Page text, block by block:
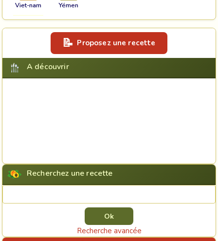
Viet-nam Yémen
Proposez une recette
A découvrir
Recherchez une recette
Recherche avancée